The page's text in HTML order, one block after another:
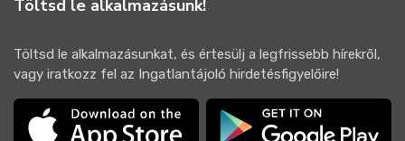
Töltsd le alkalmazásunk!
Töltsd le alkalmazásunkat, és értesülj a legfrissebb hírekről,
vagy iratkozz fel az Ingatlantájoló hirdetésfigyelőire!